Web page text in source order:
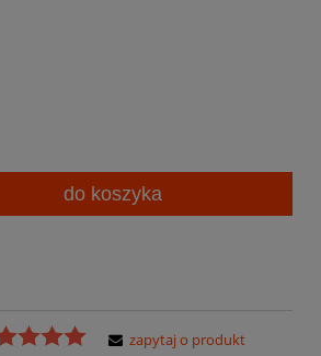
do koszyka
zapytaj o produkt